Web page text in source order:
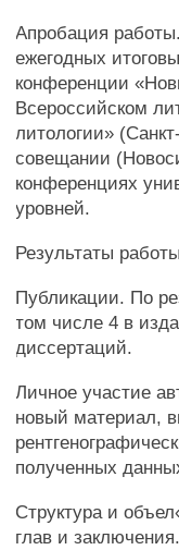
Апробация
ежегодных
конференции
Всероссийском
литологии»
совещании
конференциях
уровней.
Результаты
Публикации. По
том числе 4 в
диссертаций.
Личное участие
новый материал,
полученных
Структура и
глав и